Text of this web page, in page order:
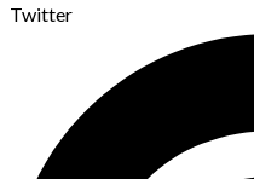
Twitter